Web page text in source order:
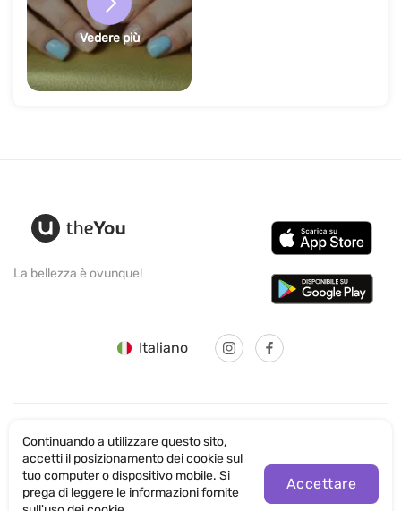
Vedere più
La bellezza è ovunque!
Italiano
© SANTICUM INTERNATIONAL LTD
Informativa sulla Privacy
Continuando a utilizzare questo sito,
accetti il posizionamento dei cookie sul
tuo computer o dispositivo mobile. Si
prega di leggere le informazioni fornite
Accettare